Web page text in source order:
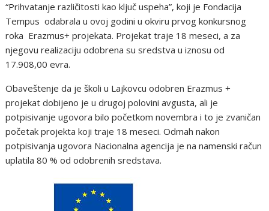
“Prihvatanje različitosti kao ključ uspeha”, koji je Fondacija
Tempus odabrala u ovoj godini u okviru prvog konkursnog
roka Erazmus+ projekata. Projekat traje 18 meseci, a za
njegovu realizaciju odobrena su sredstva u iznosu od
17.908,00 evra.
Obaveštenje da je školi u Lajkovcu odobren Erazmus +
projekat dobijeno je u drugoj polovini avgusta, ali je
potpisivanje ugovora bilo početkom novembra i to je zvaničan
početak projekta koji traje 18 meseci. Odmah nakon
potpisivanja ugovora Nacionalna agencija je na namenski račun
uplatila 80 % od odobrenih sredstava.